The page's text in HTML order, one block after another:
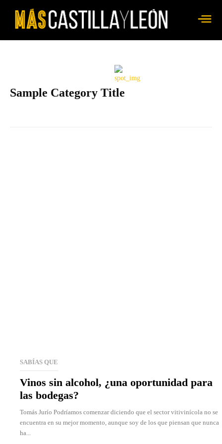
Sample Category Title
SABÍAS QUE
Vinos sin alcohol, ¿una oportunidad para
las bodegas?
Tomás Jurío Podríamos comenzar diciendo que el sector vitivinícola no se
encuentra en su mejor momento, aunque soy de los que piensan que nunca
ha...